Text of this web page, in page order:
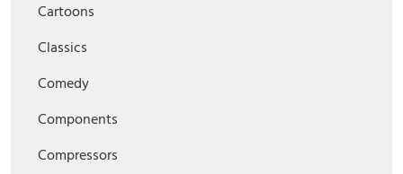
Cartoons
Classics
Comedy
Components
Compressors